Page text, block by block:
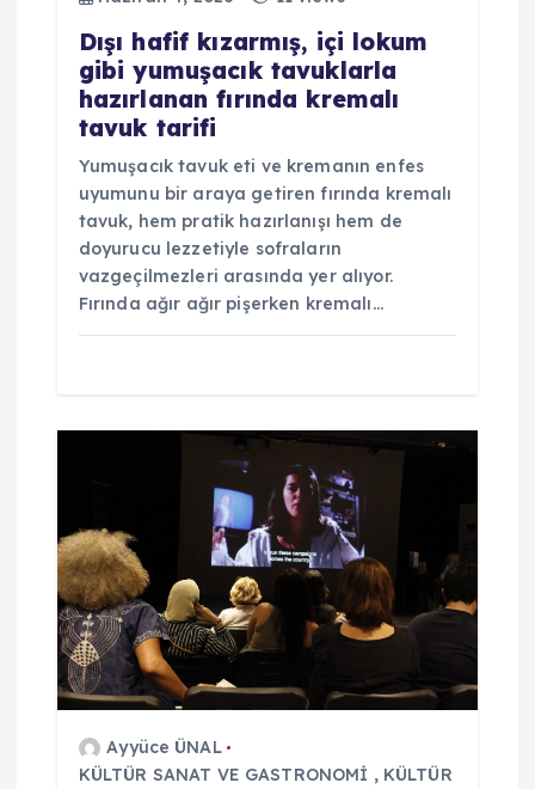
Dışı hafif kızarmış, içi lokum
gibi yumuşacık tavuklarla
hazırlanan fırında kremalı
tavuk tarifi
Yumuşacık tavuk eti ve kremanın enfes
uyumunu bir araya getiren fırında kremalı
tavuk, hem pratik hazırlanışı hem de
doyurucu lezzetiyle sofraların
vazgeçilmezleri arasında yer alıyor.
Fırında ağır ağır pişerken kremalı…
Ayyüce ÜNAL
KÜLTÜR SANAT VE GASTRONOMİ , KÜLTÜR